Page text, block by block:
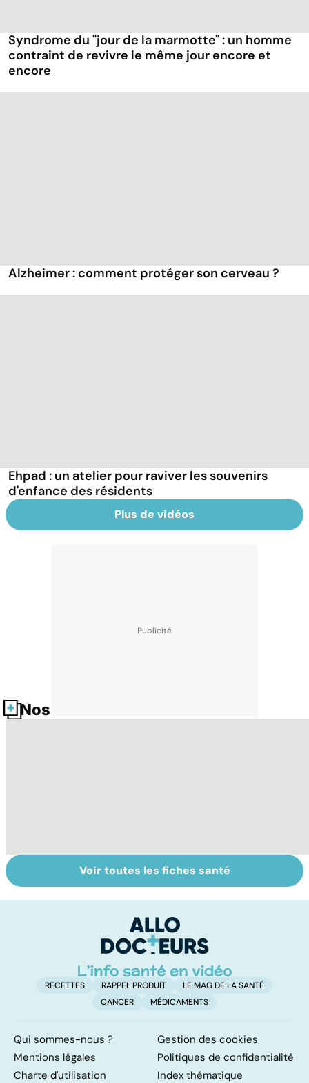
Syndrome du "jour de la marmotte" : un homme
contraint de revivre le même jour encore et
encore
Alzheimer : comment protéger son cerveau ?
Ehpad : un atelier pour raviver les souvenirs
d'enfance des résidents
Plus de vidéos
Nos fiches santé
Mémoire : à
entretenir sans
Alzheimer :
dépistage,
traitements...
Voir toutes les fiches santé
RECETTES RAPPEL PRODUIT
LE MAG DE LA SANTÉ
CANCER
MÉDICAMENTS
Qui sommes-nous ?
Gestion des cookies
Mentions légales
Politiques de confidentialité
Charte d'utilisation
Index thématique